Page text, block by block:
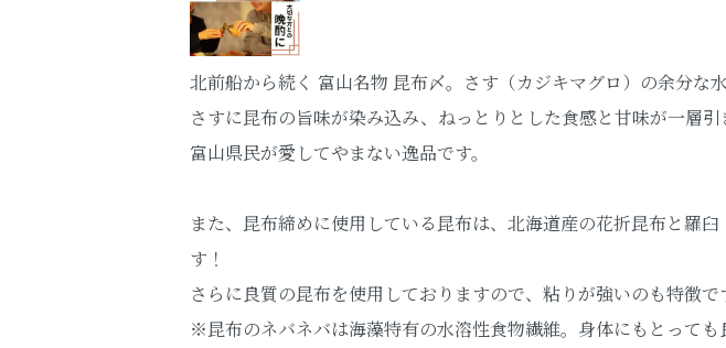
北前船から続く 富山名物 昆布〆。さす（カジキマグロ）の余分な
さすに昆布の旨味が染み込み、ねっとりとした食感と甘味が一層引
富山県民が愛してやまない逸品です。
また、昆布締めに使用している昆布は、北海道産の花折昆布と羅
す！
さらに良質の昆布を使用しておりますので、粘りが強いのも特徴で
※昆布のネバネバは海藻特有の水溶性食物繊維。身体にもとっても